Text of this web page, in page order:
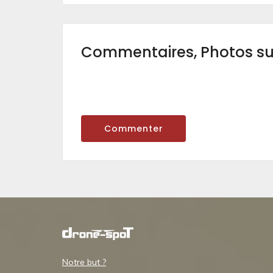
Commentaires, Photos
Commenter
Notre but ?